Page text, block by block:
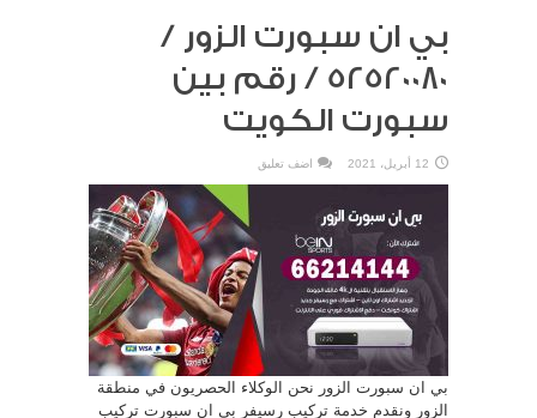
بي ان سبورت الزور /
52520080 / رقم بين
سبورت الكويت
12 أبريل، 2021 اضف تعليق
بي ان سبورت الزور نحن الوكلاء الحصريون في منطقة
الزور ونقدم خدمة تركيب رسيفر بي ان سبورت تركيب